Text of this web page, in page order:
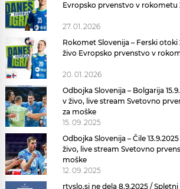
Evropsko prvenstvo v rokometu
27. 01. 2026
Rokomet Slovenija – Ferski otoki
živo Evropsko prvenstvo v
20. 01. 2026
Odbojka Slovenija – Bolgarija
v živo, live stream Svetovno
za moške
15. 09. 2025
Odbojka Slovenija – Čile
živo, live stream Svetovno
moške
12. 09. 2025
rtvslo.si ne dela 8.9.2025 /